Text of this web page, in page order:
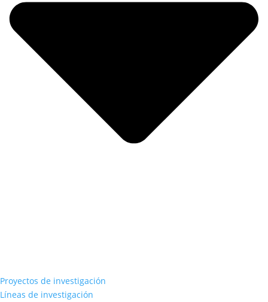
Proyectos de investigación
Líneas de investigación